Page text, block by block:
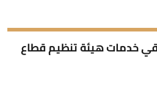
خدمات هيئة تنظيم قطاع